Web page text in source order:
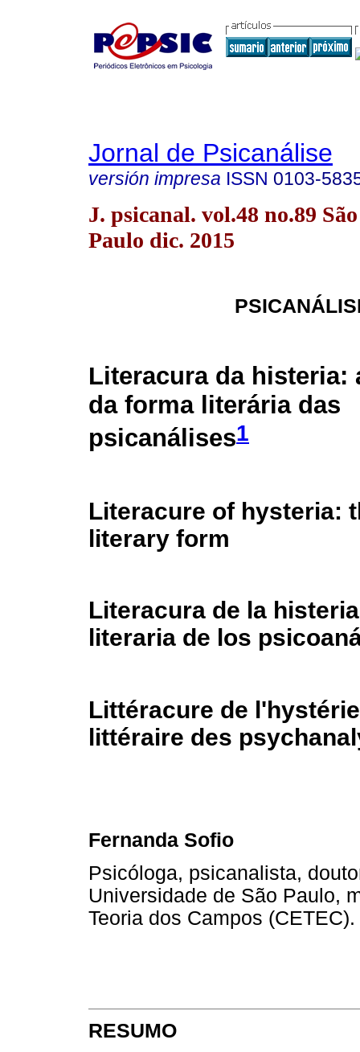
Jornal de Psicanálise
versión impresa ISSN 0103-
J. psicanal. vol.48 no.89 São
Paulo dic. 2015
Literacura da histeria:
da forma literária das
psicanálises1
Literacure of hysteria:
literary form
Literacura de la
literaria de los
Littéracure de
littéraire des
Fernanda Sofio
Psicóloga, psicanalista,
Universidade de São Paulo,
Teoria dos Campos (CETEC).
RESUMO